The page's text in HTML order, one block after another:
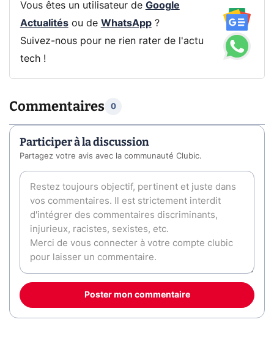
Vous êtes un utilisateur de Google
Actualitésou de WhatsApp?
Suivez-nous pour ne rien rater de l'actu
tech !
Commentaires 0
Participer à la discussion
Partagez votre avis avec la communauté Clubic.
Poster mon commentaire